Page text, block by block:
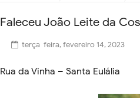
Faleceu João Leite da
terça-feira, fevereiro 14, 2023
Rua da Vinha – Santa Eulália